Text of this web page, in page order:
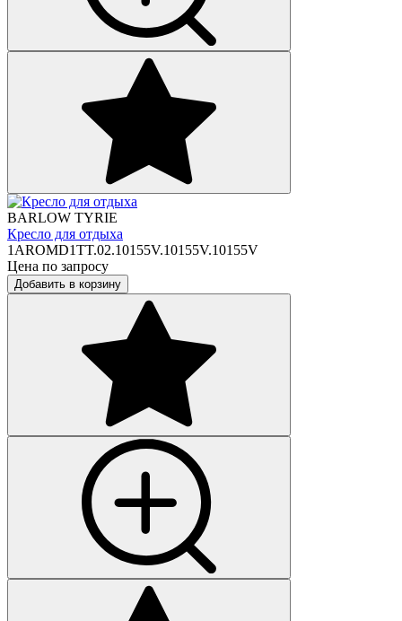
BARLOW TYRIE
Кресло для отдыха
1AROMD1TT.02.10155V.10155V.10155V
Цена по запросу
Добавить в корзину